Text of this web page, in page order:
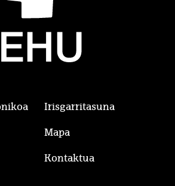
Irisgarritasuna
Mapa
Kontaktua